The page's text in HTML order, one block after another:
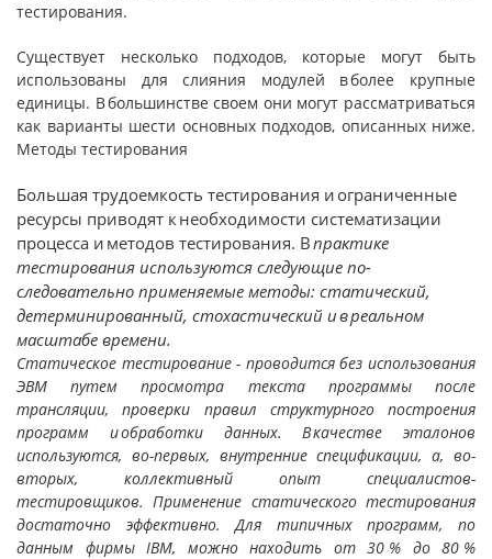
тестирования.
Существует несколько подходов, которые могут быть
использованы для слияния модулей в более крупные
единицы. В большинстве своем они могут рассматриваться
как варианты шести основных подходов, описанных ниже.
Методы тестирования
Большая трудоемкость тестирования и ограниченные
ресурсы приводят к необходимости систематизации
процесса и методов тес­тирования. Впрактике
тестирования используются следующие по­
следовательно применяемые методы: статический,
детерминиро­ванный, стохастический и в реальном
масштабе времени.
Статическое тестирование - проводится без использова­ния
ЭВМ путем просмотра текста программы после
трансляции, проверки правил структурного построения
программ и обработки данных. В качестве эталонов
используются, во-первых, внутренние спецификации, а, во-
вторых, коллективный опыт специалистов-
тестировщиков. Применение статического тестирования
достаточ­но эффективно. Для типичных программ, по
данным фирмы IBM, можно находить от 30 % до 80 %